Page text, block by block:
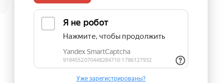
Уже зарегистрированы?